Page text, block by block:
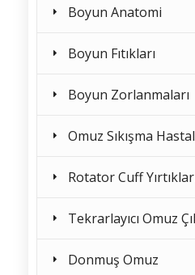
Boyun Anatomi
Boyun Fıtıkları
Boyun Zorlanmaları
Omuz Sıkışma
Rotator Cuff
Tekrarlayıcı Omuz
Donmuş Omuz